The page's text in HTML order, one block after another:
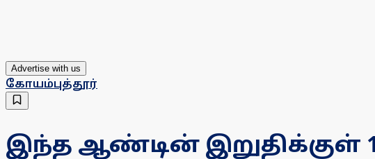
Advertise with us
கோயம்புத்தூர்
இந்த ஆண்டின் இறுதிக்குள்